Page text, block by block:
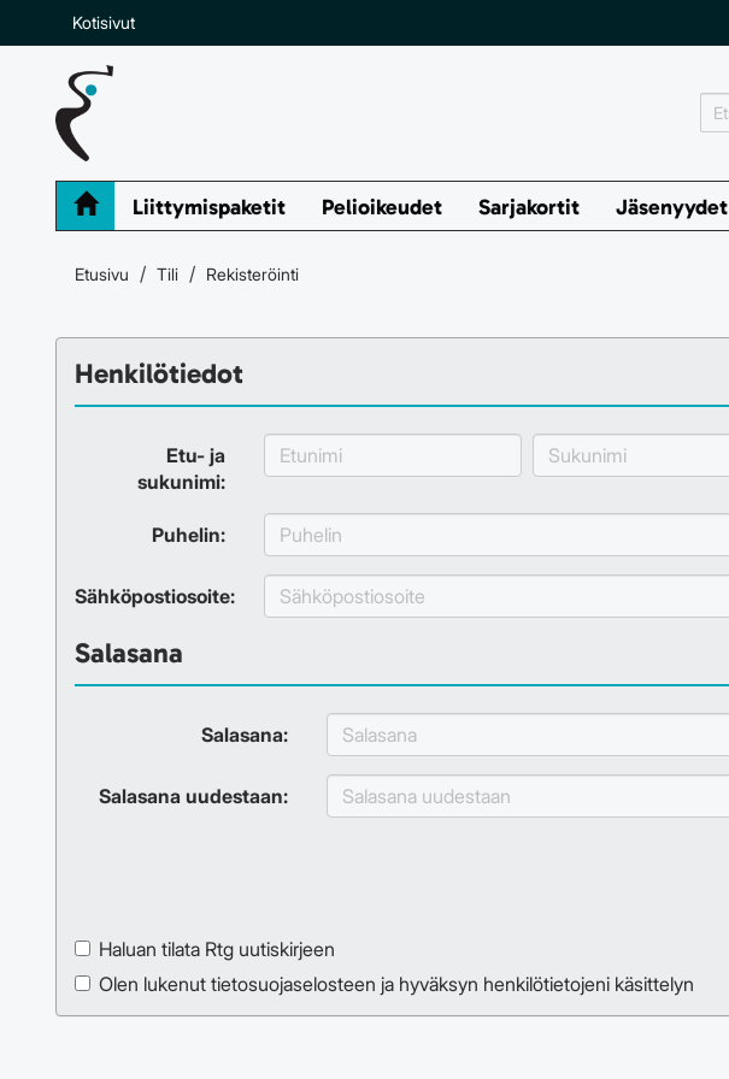
Kotisivut
Liittymispaketit Pelioikeudet Sarjakortit Jäsenyydet
Etusivu Tili Rekisteröinti
Henkilötiedot
Etu- ja
sukunimi:
Puhelin:
Sähköpostiosoite:
Salasana
Salasana:
Salasana uudestaan:
Haluan tilata Rtg uutiskirjeen
Olen lukenut tietosuojaselosteen ja hyväksyn henkilötietojeni käsittelyn